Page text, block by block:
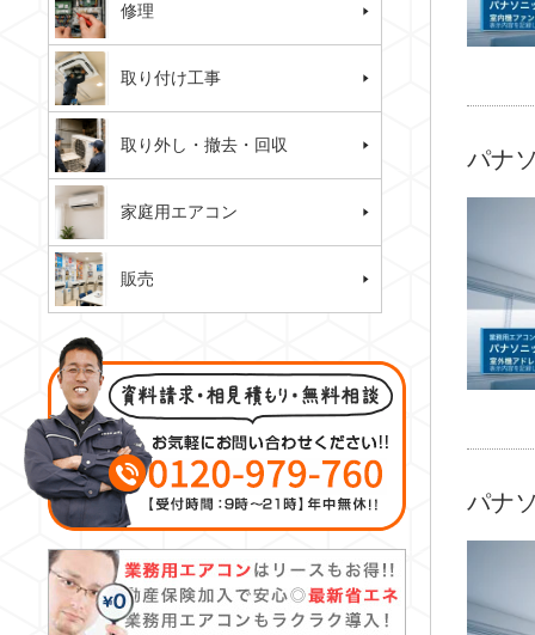
パナ
パナ
修理
取り付け工事
取り外し・撤去・回収
家庭用エアコン
販売